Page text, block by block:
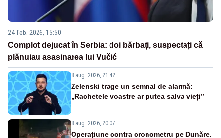
24 feb. 2026, 15:50
Complot dejucat în Serbia: doi bărbați, suspectați că
plănuiau asasinarea lui Vučić
8 aug. 2026, 21:42
Zelenski trage un semnal de alarmă:
„Rachetele voastre ar putea salva vieți”
8 aug. 2026, 20:07
Operațiune contra cronometru pe Dunăre.